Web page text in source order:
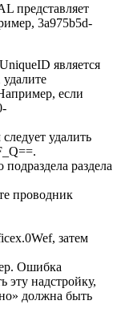
представляет
3a975b5d-
является
если
удалить
раздела
проводник
затем
Ошибка
эту надстройку,
должна быть